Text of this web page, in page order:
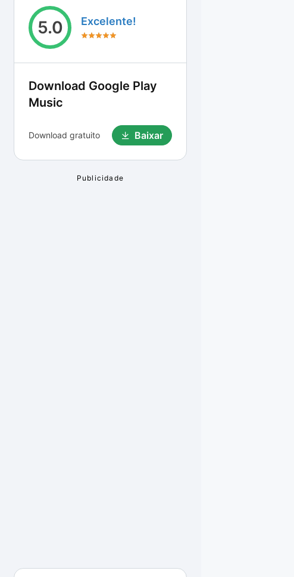
5.0 Excelente!
Download Google Play
Music
Download gratuito Baixar